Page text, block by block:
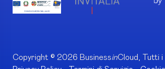
Copyright © 2026 BusinessinCloud, Tutti